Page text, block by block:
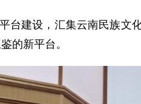
台建设，汇集云南民族
的新平台。